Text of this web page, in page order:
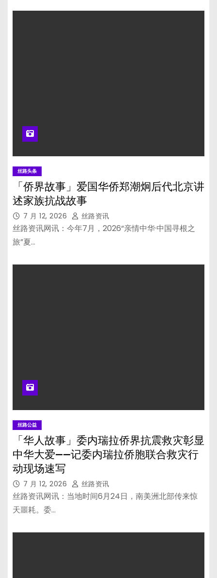
丝路头条
「侨界故事」爱国华侨郑潮炯后代北京讲
述家族抗战故事
7 月 12, 2026 丝路资讯
丝路资讯网讯：今年7月，2026“亲情中华·中国寻根之
旅”夏…
丝路公益
「华人故事」委内瑞拉侨界抗震救灾彰显
中华大爱——记委内瑞拉侨胞联合救灾行
动现场速写
7 月 12, 2026 丝路资讯
丝路资讯网讯：当地时间6月24日，南美洲北部传来惊
天噩耗。委…